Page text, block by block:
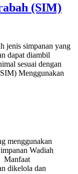
(SIM)
jenis simpanan yang
dapat diambil
sesuai dengan
Menggunakan
menggunakan
Wadiah
Manfaat
dikelola dan